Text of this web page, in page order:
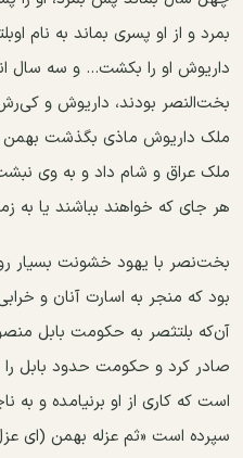
داریوش او را بکشت... و سه سال
بخت‌النصر بودند، داریوش و
ملک داریوش ماذی بگذشت بهمن
ملک عراق و شام داد و به وی نبشت
هر جای که خواهند بباشند یا به
بخت‌نصر با یهود خشونت بسیار
بود که منجر به اسارت آنان و
آن‌که بلتثصر به حکومت بابل
است که کاری از او برنیامده و به
سپرده است «ثم عزله بهمن (ای